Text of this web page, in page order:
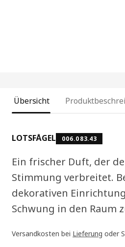
Übersicht
LOTSFÅGEL 006.083.43
Ein frischer Duft, der
Stimmung verbreitet.
dekorativen
Schwung in den Raum
Versandkosten bei Lieferung oder